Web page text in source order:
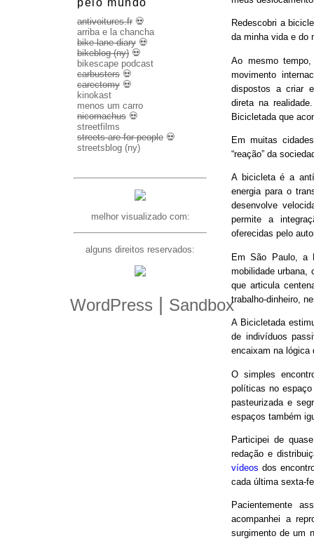
Redescobri a
da minha vida e do
Ao mesmo
movimento
dispostos a criar
direta na
Bicicletada que
Em muitas
“reação” da
A bicicleta é a
energia para o
desenvolve
permite a
oferecidas pelo
Em São Paulo, a
mobilidade urbana,
que articula
trabalho-dinheiro,
A Bicicletada
de indivíduos
encaixam na lógica
O simples
políticas no
pasteurizada e
espaços também
Participei de
redação e
vídeos dos
cada última sexta-
Pacientemente
acompanhei a
surgimento de um
antivoitures.fr 💀
arriba e la chancha
bike lane diary 💀
bikeblog (ny) 💀
bikescape podcast
carbusters 💀
carectomy 💀
kinokast
menos um carro
nicomachus 💀
streetfilms
streets are for people 💀
streetsblog (ny)
melhor visualizado com:
alguns direitos reservados:
WordPress Sandbox